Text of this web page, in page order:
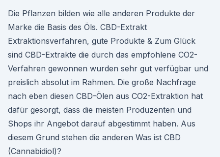
Die Pflanzen bilden wie alle anderen Produkte der
Marke die Basis des Öls. CBD-Extrakt
Extraktionsverfahren, gute Produkte & Zum Glück
sind CBD-Extrakte die durch das empfohlene CO2-
Verfahren gewonnen wurden sehr gut verfügbar und
preislich absolut im Rahmen. Die große Nachfrage
nach eben diesen CBD-Ölen aus CO2-Extraktion hat
dafür gesorgt, dass die meisten Produzenten und
Shops ihr Angebot darauf abgestimmt haben. Aus
diesem Grund stehen die anderen Was ist CBD
(Cannabidiol)?